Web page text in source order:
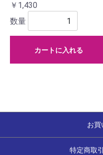
￥1,430
数量
カートに入れる
お買
特定商取